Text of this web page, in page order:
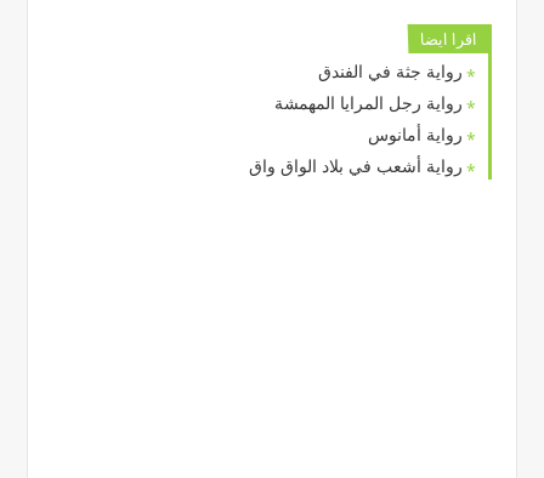
اقرا ايضا
رواية جثة في الفندق
رواية رجل المرايا المهمشة
رواية أمانوس
رواية أشعب في بلاد الواق واق